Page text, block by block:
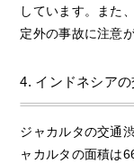
しています。また
定外の事故に注意
4. インドネシアの
ジャカルタの交通
ャカルタの面積は